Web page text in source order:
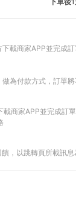
下載商家APP並完成
為付款方式，訂單將
商家APP並完成訂
，以跳轉頁所載訊息